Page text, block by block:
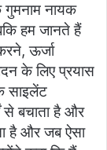
नायक
हम जानते हैं
ऊर्जा
के लिए प्रयास
साइलेंट
से बचाता है और
है और जब ऐसा